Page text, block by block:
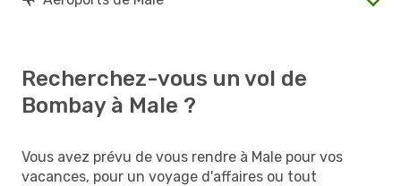
Recherchez-vous un vol de
Bombay à Male ?
Vous avez prévu de vous rendre à Male pour vos
vacances, pour un voyage d'affaires ou tout